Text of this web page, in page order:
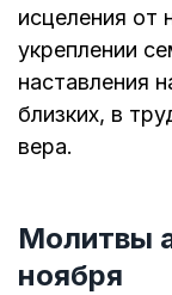
исцеления от
укреплении
наставления
близких, в
вера.
Молитвы
ноября